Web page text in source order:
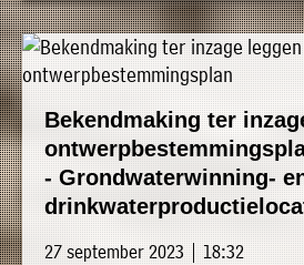
Bekendmaking ter
- Grondwaterwinning-
27 september 2023 | 18:32